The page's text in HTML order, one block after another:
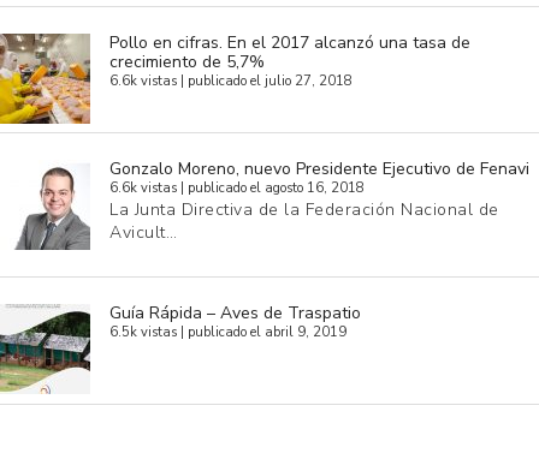
Pollo en cifras. En el 2017 alcanzó una tasa de
crecimiento de 5,7%
6.6k vistas publicado el julio 27, 2018
Gonzalo Moreno, nuevo Presidente Ejecutivo de Fenavi
6.6k vistas publicado el agosto 16, 2018
La Junta Directiva de la Federación Nacional de
Avicult…
Guía Rápida – Aves de Traspatio
6.5k vistas publicado el abril 9, 2019